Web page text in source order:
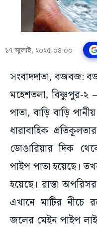
১৭ জুলাই, ২০২৫ ০৪:০০
সংবাদদাতা, বজবজ:
মহেশতলা, বিষ্ণুপুর-২
পাতা, বাড়ি বাড়ি
ধারাবাহিক
ডোঙারিয়ার দিক
পাইপ পাতা হয়েছে।
হয়েছে। রাস্তা
এখানে মাটির নীচে
জলের মেইন পাইপ